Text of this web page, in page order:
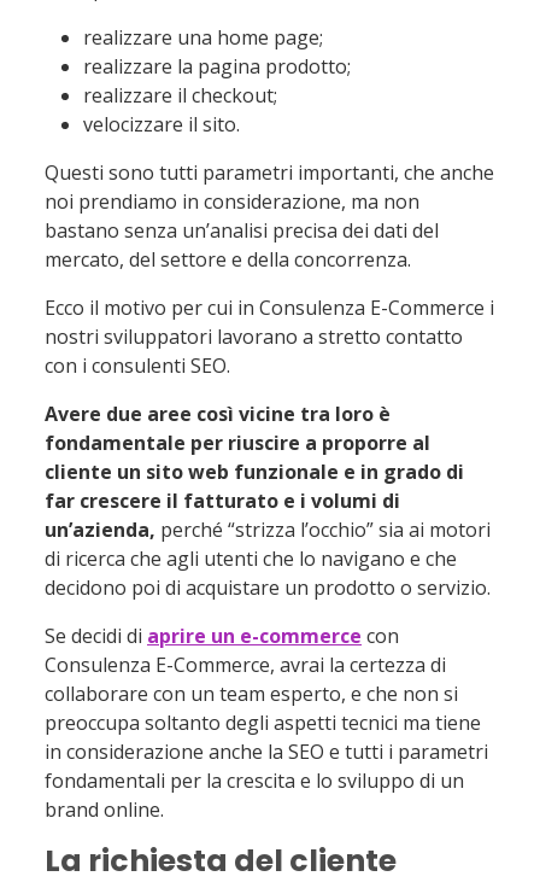
realizzare una home page;
realizzare la pagina prodotto;
realizzare il checkout;
velocizzare il sito.
Questi sono tutti parametri importanti, che anche
noi prendiamo in considerazione, ma non
bastano senza un’analisi precisa dei dati del
mercato, del settore e della concorrenza.
Ecco il motivo per cui in Consulenza E-Commerce i
nostri sviluppatori lavorano a stretto contatto
con i consulenti SEO.
Avere due aree così vicine tra loro è
fondamentale per riuscire a proporre al
cliente un sito web funzionale e in grado di
far crescere il fatturato e i volumi di
un’azienda, perché “strizza l’occhio” sia ai motori
di ricerca che agli utenti che lo navigano e che
decidono poi di acquistare un prodotto o servizio.
Se decidi di aprire un e-commerce con
Consulenza E-Commerce, avrai la certezza di
collaborare con un team esperto, e che non si
preoccupa soltanto degli aspetti tecnici ma tiene
in considerazione anche la SEO e tutti i parametri
fondamentali per la crescita e lo sviluppo di un
brand online.
La richiesta del cliente